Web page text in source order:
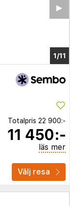
1/6
▶︎
Totalpris 22 900:-
11 450:-
läs mer
Välj resa